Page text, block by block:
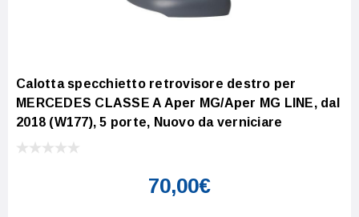
Calotta specchietto retrovisore destro per
MERCEDES CLASSE A Aper MG/Aper MG LINE, dal
2018 (W177), 5 porte, Nuovo da verniciare
70,00€